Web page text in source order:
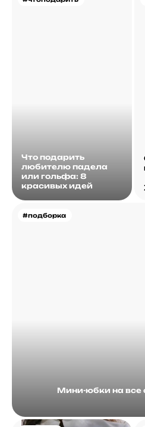
Что подарить
любителю падела
или гольфа: 8
красивых идей
#подборка
Мини-юбки на все